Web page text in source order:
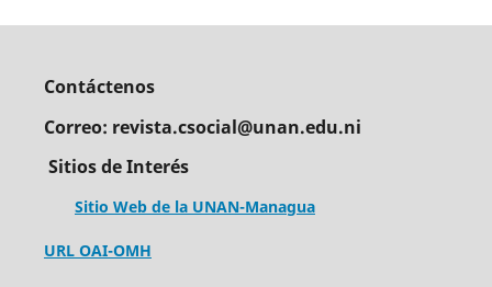
Contáctenos
Correo: revista.csocial@unan.edu.ni
Sitios de Interés
Sitio Web de la UNAN-Managua
URL OAI-OMH